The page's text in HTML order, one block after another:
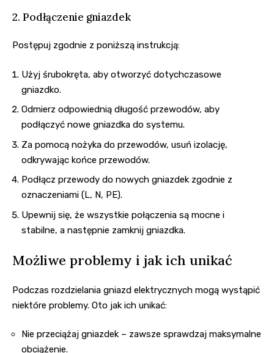
2. Podłączenie gniazdek
Postępuj zgodnie z poniższą instrukcją:
Użyj śrubokręta, aby otworzyć dotychczasowe
gniazdko.
Odmierz odpowiednią długość przewodów, aby
podłączyć nowe gniazdka do systemu.
Za pomocą nożyka do przewodów, usuń izolację,
odkrywając końce przewodów.
Podłącz przewody do nowych gniazdek zgodnie z
oznaczeniami (L, N, PE).
Upewnij się, że wszystkie połączenia są mocne i
stabilne, a następnie zamknij gniazdka.
Możliwe problemy i jak ich unikać
Podczas rozdzielania gniazd elektrycznych mogą wystąpić
niektóre problemy. Oto jak ich unikać:
Nie przeciążaj gniazdek – zawsze sprawdzaj maksymalne
obciążenie.